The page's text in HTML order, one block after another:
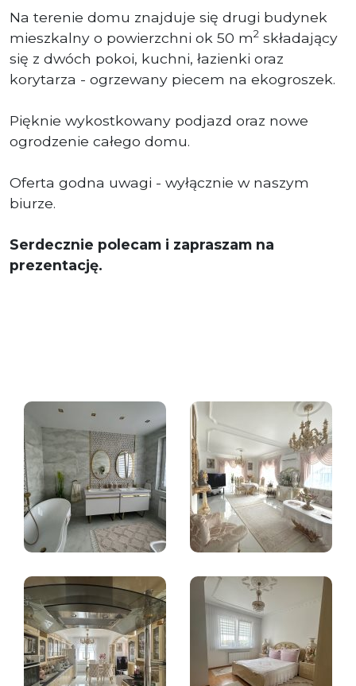
Na terenie domu znajduje się drugi budynek
mieszkalny o powierzchni ok 50 m2 składający
się z dwóch pokoi, kuchni, łazienki oraz
korytarza - ogrzewany piecem na ekogroszek.
Pięknie wykostkowany podjazd oraz nowe
ogrodzenie całego domu.
Oferta godna uwagi - wyłącznie w naszym
biurze.
Serdecznie polecam i zapraszam na
prezentację.